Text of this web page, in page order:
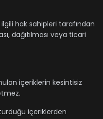
hak sahipleri tarafından
dağıtılması veya ticari
içeriklerin kesintisiz
içeriklerden